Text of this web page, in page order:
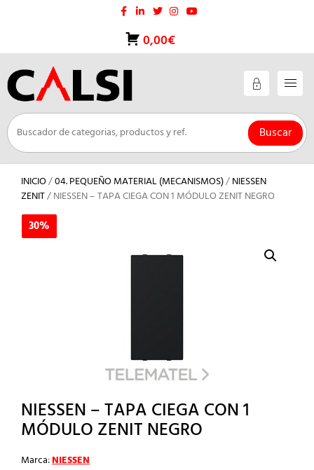
0,00€
Buscar
INICIO/04. PEQUEÑO MATERIAL (MECANISMOS)/NIESSEN
ZENIT/ NIESSEN – TAPA CIEGA CON 1 MÓDULO ZENIT NEGRO
30%
NIESSEN – TAPA CIEGA CON 1
MÓDULO ZENIT NEGRO
Marca:NIESSEN
30%